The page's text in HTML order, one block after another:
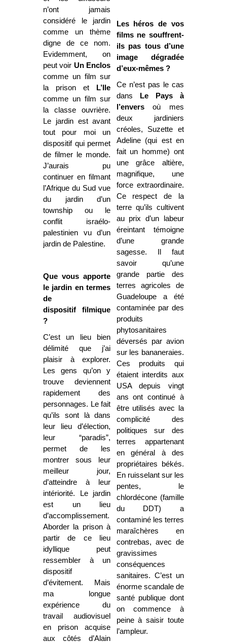
n’ont jamais
considéré le jardin
comme un thème
digne de ce nom.
Evidemment, on
peut voir Un Enclos
comme un film sur
la prison et
L’Ile
comme un film sur
la classe ouvrière.
Le jardin est avant
tout pour moi un
dispositif qui permet
de filmer le monde.
J’aurais pu
continuer en filmant
l’Afrique du Sud vue
du jardin d’un
township ou le
conflit israélo-
palestinien vu d’un
jardin de Palestine.
Que vous apporte
le jardin en termes
de
dispositif filmique
?
C’est un lieu bien
délimité que j’ai
plaisir à explorer.
Les gens qu’on y
trouve deviennent
rapidement des
personnages. Le fait
qu’ils sont là dans
leur lieu d’élection,
leur “paradis”,
permet de les
montrer sous leur
meilleur jour,
d’atteindre à leur
intériorité. Le jardin
est un lieu
d’accomplissement.
Aborder la prison à
partir de ce lieu
idyllique peut
ressembler à un
dispositif
d’évitement. Mais
ma longue
expérience du
travail audiovisuel
en prison acquise
aux côtés d’Alain
Les héros de vos
films ne souffrent-
ils pas tous d’une
image dégradée
d’eux-mêmes ?
Ce n’est pas le cas
dans
Le Pays à
l’enversoù mes
deux jardiniers
créoles, Suzette et
Adeline (qui est en
fait un homme) ont
une grâce altière,
magnifique, une
force extraordinaire.
Ce respect de la
terre qu’ils cultivent
au prix d’un labeur
éreintant témoigne
d’une grande
sagesse. Il faut
savoir qu’une
grande partie des
terres agricoles de
Guadeloupe a été
contaminée par des
produits
phytosanitaires
déversés par avion
sur les bananeraies.
Ces produits qui
étaient interdits aux
USA depuis vingt
ans ont continué à
être utilisés avec la
complicité des
politiques sur des
terres appartenant
en général à des
propriétaires békés.
En ruisselant sur les
pentes, le
chlordécone (famille
du DDT) a
contaminé les terres
maraîchères en
contrebas, avec de
gravissimes
conséquences
sanitaires. C’est un
énorme scandale de
santé publique dont
on commence à
peine à saisir toute
l’ampleur.